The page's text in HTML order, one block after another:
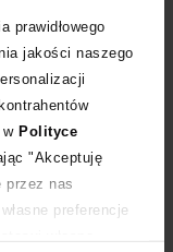
prawidłowego
jakości naszego
w Polityce
"Akceptuję
przez nas
preferencje